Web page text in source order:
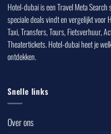
Hotel-dubai is een Travel Meta
speciale deals vindt en vergelijkt voor
Taxi, Transfers, Tours, Fietsverhuur,
Theatertickets. Hotel-dubai heet je
ontdekken.
Snelle links
Over ons